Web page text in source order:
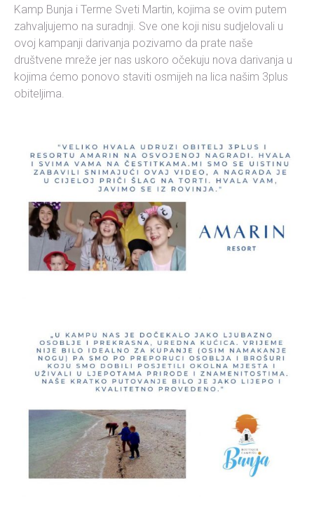
Kamp Bunja i Terme Sveti Martin, kojima se ovim putem
zahvaljujemo na suradnji. Sve one koji nisu sudjelovali u
ovoj kampanji darivanja pozivamo da prate naše
društvene mreže jer nas uskoro očekuju nova darivanja u
kojima ćemo ponovo staviti osmijeh na lica našim 3plus
obiteljima.